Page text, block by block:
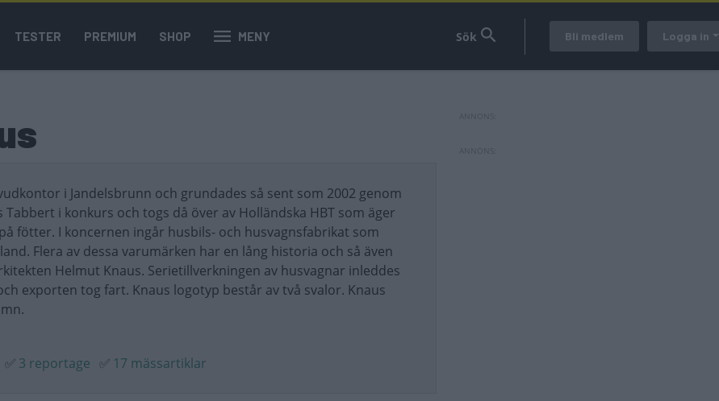
TESTER PREMIUM SHOP MENY Bli medlem Logga in
i Jandelsbrunn och grundades så sent som 2002 genom
i konkurs och togs då över av Holländska HBT som äger
fötter. I koncernen ingår husbils- och husvagnsfabrikat som
Flera av dessa varumärken har en lång historia och så även
Helmut Knaus. Serietillverkningen av husvagnar inleddes
exporten tog fart. Knaus logotyp består av två svalor. Knaus
✅ 3 reportage ✅ 17 mässartiklar